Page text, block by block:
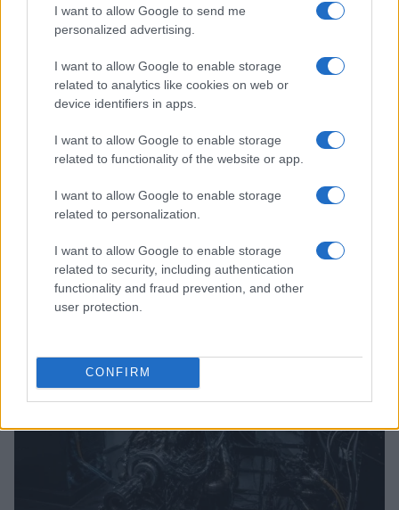
I want to allow Google to send me
personalized advertising.
I want to allow Google to enable storage
related to analytics like cookies on web or
device identifiers in apps.
I want to allow Google to enable storage
related to functionality of the website or app.
I want to allow Google to enable storage
related to personalization.
I want to allow Google to enable storage
related to security, including authentication
functionality and fraud prevention, and other
user protection.
CONFIRM
Auto in fiamme: procedura sicura, errori da evitare
ed estintore a bordo
Ilaria Mauri · 7 Ago 2026